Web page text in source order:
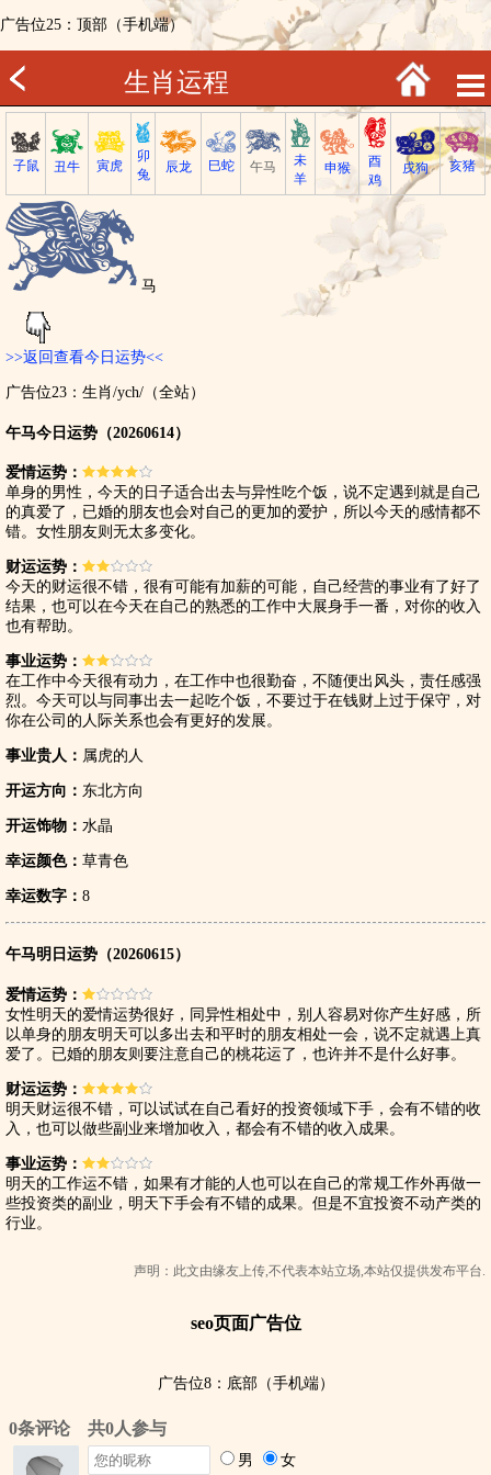
广告位25：顶部（手机端）
生肖运程
子鼠 丑牛 寅虎
卯
兔
辰龙 巳蛇 午马
未
羊
申猴
酉
鸡
戌狗 亥猪
马
>>返回查看今日运势<<
广告位23：生肖/ych/（全站）
午马今日运势（20260614）
爱情运势：
单身的男性，今天的日子适合出去与异性吃个饭，说不定遇到就是自己
的真爱了，已婚的朋友也会对自己的更加的爱护，所以今天的感情都不
错。女性朋友则无太多变化。
财运运势：
今天的财运很不错，很有可能有加薪的可能，自己经营的事业有了好了
结果，也可以在今天在自己的熟悉的工作中大展身手一番，对你的收入
也有帮助。
事业运势：
在工作中今天很有动力，在工作中也很勤奋，不随便出风头，责任感强
烈。今天可以与同事出去一起吃个饭，不要过于在钱财上过于保守，对
你在公司的人际关系也会有更好的发展。
事业贵人： 属虎的人
开运方向： 东北方向
开运饰物： 水晶
幸运颜色： 草青色
幸运数字： 8
午马明日运势（20260615）
爱情运势：
女性明天的爱情运势很好，同异性相处中，别人容易对你产生好感，所
以单身的朋友明天可以多出去和平时的朋友相处一会，说不定就遇上真
爱了。已婚的朋友则要注意自己的桃花运了，也许并不是什么好事。
财运运势：
明天财运很不错，可以试试在自己看好的投资领域下手，会有不错的收
入，也可以做些副业来增加收入，都会有不错的收入成果。
事业运势：
明天的工作运不错，如果有才能的人也可以在自己的常规工作外再做一
些投资类的副业，明天下手会有不错的成果。但是不宜投资不动产类的
行业。
声明：此文由缘友 上传,不代表本站立场,本站仅提供发布平台.
seo页面广告位
广告位8：底部（手机端）